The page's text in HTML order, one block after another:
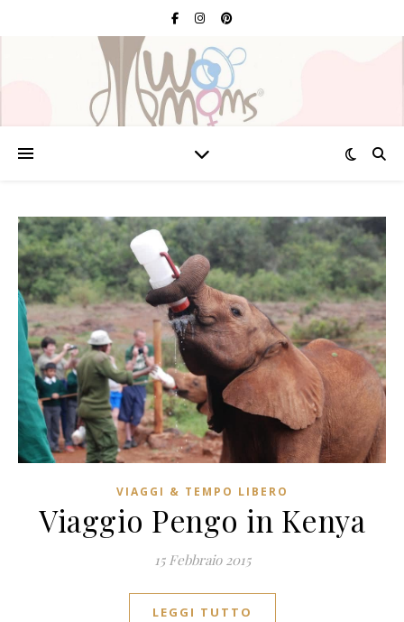
VIAGGI & TEMPO LIBERO
Viaggio Pengo in Kenya
15 Febbraio 2015
LEGGI TUTTO